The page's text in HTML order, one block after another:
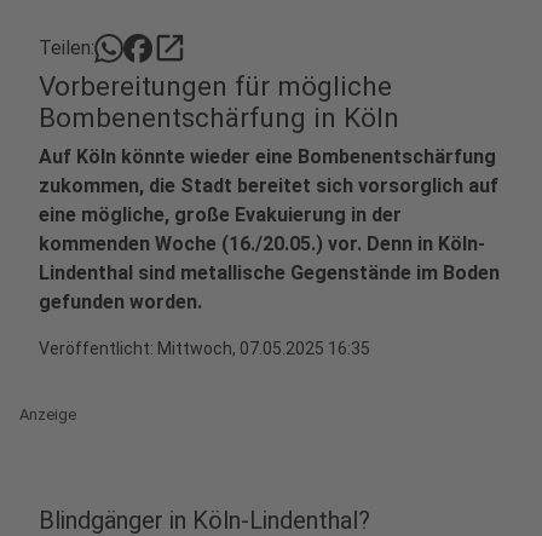
Teilen: open_in_new
Vorbereitungen für mögliche
Bombenentschärfung in Köln
Auf Köln könnte wieder eine Bombenentschärfung
zukommen, die Stadt bereitet sich vorsorglich auf
eine mögliche, große Evakuierung in der
kommenden Woche (16./20.05.) vor. Denn in Köln-
Lindenthal sind metallische Gegenstände im Boden
gefunden worden.
Veröffentlicht: Mittwoch, 07.05.2025 16:35
Anzeige
Blindgänger in Köln-Lindenthal?